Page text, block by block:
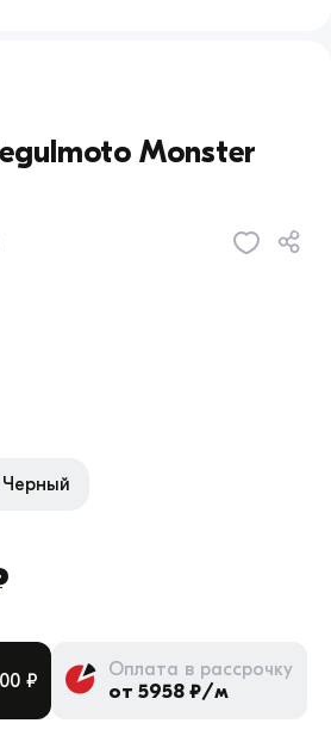
Monster
Черный
₽
Оплата в рассрочку
от 5958 ₽/м